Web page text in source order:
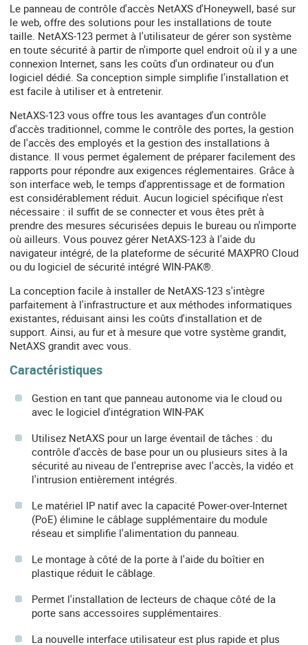
Le panneau de contrôle d'accès NetAXS d'Honeywell, basé sur
le web, offre des solutions pour les installations de toute
taille. NetAXS-123 permet à l'utilisateur de gérer son système
en toute sécurité à partir de n'importe quel endroit où il y a une
connexion Internet, sans les coûts d'un ordinateur ou d'un
logiciel dédié. Sa conception simple simplifie l'installation et
est facile à utiliser et à entretenir.
NetAXS-123 vous offre tous les avantages d'un contrôle
d'accès traditionnel, comme le contrôle des portes, la gestion
de l'accès des employés et la gestion des installations à
distance. Il vous permet également de préparer facilement des
rapports pour répondre aux exigences réglementaires. Grâce à
son interface web, le temps d'apprentissage et de formation
est considérablement réduit. Aucun logiciel spécifique n'est
nécessaire : il suffit de se connecter et vous êtes prêt à
prendre des mesures sécurisées depuis le bureau ou n'importe
où ailleurs. Vous pouvez gérer NetAXS-123 à l'aide du
navigateur intégré, de la plateforme de sécurité MAXPRO Cloud
ou du logiciel de sécurité intégré WIN-PAK®.
La conception facile à installer de NetAXS-123 s'intègre
parfaitement à l'infrastructure et aux méthodes informatiques
existantes, réduisant ainsi les coûts d'installation et de
support. Ainsi, au fur et à mesure que votre système grandit,
NetAXS grandit avec vous.
Caractéristiques
Gestion en tant que panneau autonome via le cloud ou
avec le logiciel d'intégration WIN-PAK
Utilisez NetAXS pour un large éventail de tâches : du
contrôle d'accès de base pour un ou plusieurs sites à la
sécurité au niveau de l'entreprise avec l'accès, la vidéo et
l'intrusion entièrement intégrés.
Le matériel IP natif avec la capacité Power-over-Internet
(PoE) élimine le câblage supplémentaire du module
réseau et simplifie l'alimentation du panneau.
Le montage à côté de la porte à l'aide du boîtier en
plastique réduit le câblage.
Permet l'installation de lecteurs de chaque côté de la
porte sans accessoires supplémentaires.
La nouvelle interface utilisateur est plus rapide et plus